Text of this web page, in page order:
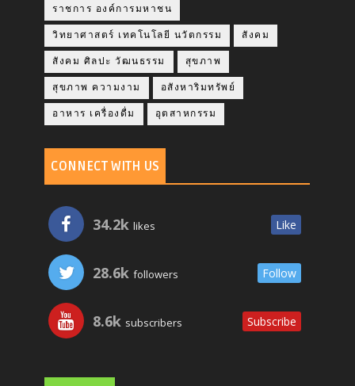
ราชการ องค์การมหาชน
วิทยาศาสตร์ เทคโนโลยี นวัตกรรม สังคม
สังคม ศิลปะ วัฒนธรรม สุขภาพ
สุขภาพ ความงาม อสังหาริมทรัพย์
อาหาร เครื่องดื่ม อุตสาหกรรม
CONNECT WITH US
34.2k likes Like
28.6k followers Follow
8.6k subscribers Subscribe